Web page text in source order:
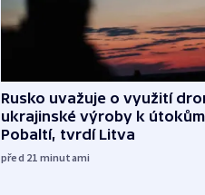
Rusko uvažuje o využití
ukrajinské výroby k
Pobaltí, tvrdí Litva
před 21 minutami